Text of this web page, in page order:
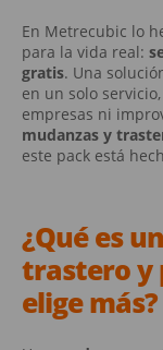
En Metrecubic lo
para la vida real:
gratis. Una
en un solo
empresas ni
mudanzas y
este pack está
¿Qué es
trasteroy
elige más?